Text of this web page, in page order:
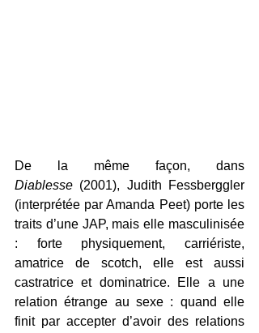
Diablesse (2001), Judith Fessberggler
(interprétée par Amanda Peet) porte les
traits d’une JAP, mais elle masculinisée
: forte physiquement, carriériste,
amatrice de scotch, elle est aussi
castratrice et dominatrice. Elle a une
relation étrange au sexe : quand elle
finit par accepter d’avoir des relations